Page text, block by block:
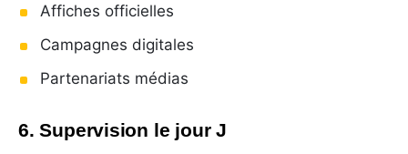
Affiches officielles
Campagnes digitales
Partenariats médias
6. Supervision le jour J